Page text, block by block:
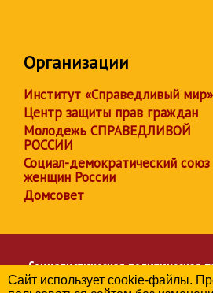
Организации
Институт «Справедливый мир»
Центр защиты прав граждан
Молодежь СПРАВЕДЛИВОЙ
РОССИИ
Социал-демократический союз
женщин России
Домсовет
Социалистическая политическая
РОССИЯ
Сайт использует cookie-файлы.